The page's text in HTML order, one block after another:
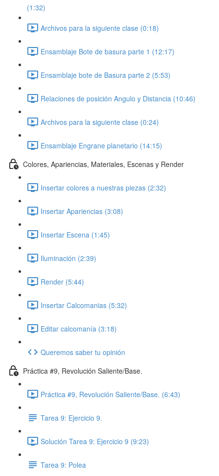
(1:32)
Archivos para la siguiente clase (0:18)
Ensamblaje Bote de basura parte 1 (12:17)
Ensamblaje bote de Basura parte 2 (5:53)
Relaciones de posición Angulo y Distancia (10:46)
Archivos para la siguiente clase (0:24)
Ensamblaje Engrane planetario (14:15)
Colores, Apariencias, Materiales, Escenas y Render
Insertar colores a nuestras piezas (2:32)
Insertar Apariencias (3:08)
Insertar Escena (1:45)
Iluminación (2:39)
Render (5:44)
Insertar Calcomanias (5:32)
Editar calcomanía (3:18)
Queremos saber tu opinión
Práctica #9, Revolución Saliente/Base.
Práctica #9, Revolución Saliente/Base. (6:43)
Tarea 9: Ejercicio 9.
Solución Tarea 9: Ejercicio 9 (9:23)
Tarea 9: Polea